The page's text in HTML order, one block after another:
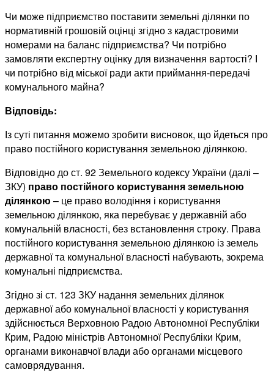
Чи може підприємство поставити земельні ділянки по
нормативній грошовій оцінці згідно з кадастровими
номерами на баланс підприємства? Чи потрібно
замовляти експертну оцінку для визначення вартості? І
чи потрібно від міської ради акти приймання-передачі
комунального майна?
Відповідь:
Із суті питання можемо зробити висновок, що йдеться про
право постійного користування земельною ділянкою.
Відповідно до ст. 92 Земельного кодексу України (далі –
ЗКУ) право постійного користування земельною
ділянкою – це право володіння і користування
земельною ділянкою, яка перебуває у державній або
комунальній власності, без встановлення строку. Права
постійного користування земельною ділянкою із земель
державної та комунальної власності набувають, зокрема
комунальні підприємства.
Згідно зі ст. 123 ЗКУ надання земельних ділянок
державної або комунальної власності у користування
здійснюється Верховною Радою Автономної Республіки
Крим, Радою міністрів Автономної Республіки Крим,
органами виконавчої влади або органами місцевого
самоврядування.